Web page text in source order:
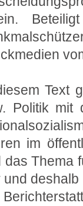
Text
Politik mit
im
das Thema
und